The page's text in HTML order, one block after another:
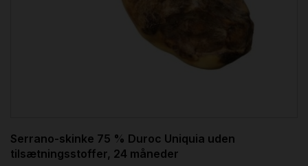
Serrano-skinke 75 % Duroc Uniquia uden
tilsætningsstoffer, 24 måneder